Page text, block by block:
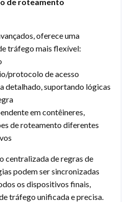
oferece uma
tráfego mais flexível:
protocolo de acesso
detalhado, suportando lógicas
em contêineres,
de roteamento diferentes
centralizada de regras de
podem ser sincronizadas
os dispositivos finais,
tráfego unificada e precisa.